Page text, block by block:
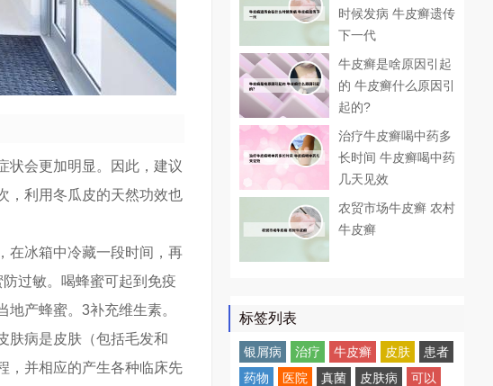
状会更加明显。因此，建议
，利用冬瓜皮的天然功效也
在冰箱中冷藏一段时间，再
过敏。喝蜂蜜可起到免疫
产蜂蜜。3补充维生素。
肤病是皮肤（包括毛发和
，并相应的产生各种临床先
时候发病 牛皮癣遗传
下一代
牛皮癣是啥原因引起
的 牛皮癣什么原因引
起的?
治疗牛皮癣喝中药多
长时间 牛皮癣喝中药
几天见效
农贸市场牛皮癣 农村
牛皮癣
标签列表
银屑病 治疗 牛皮癣 皮肤
患者
药物
医院 真菌 皮肤病
可以